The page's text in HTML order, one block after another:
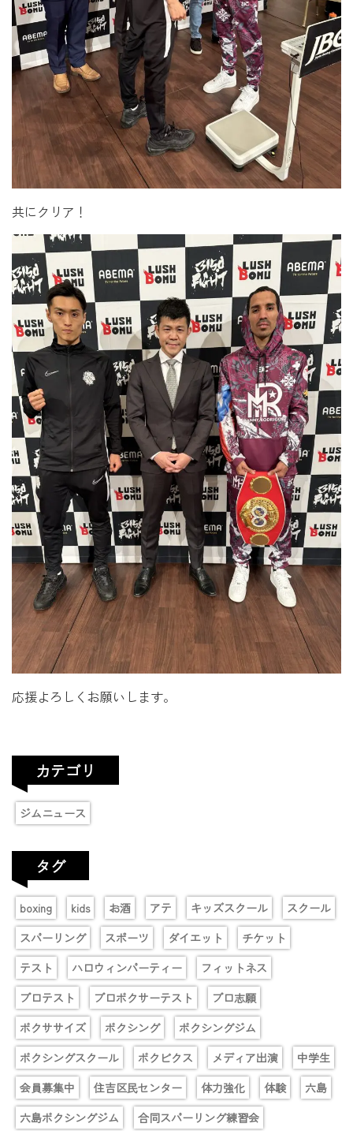
共にクリア！
応援よろしくお願いします。
カテゴリ
ジムニュース
タグ
boxing kids お酒 アテ キッズスクール
スクール
スパーリング
スポーツ ダイエット
チケット
テスト
ハロウィンパーティー
フィットネス
プロテスト
プロボクサーテスト
プロ志願
ボクササイズ
ボクシング
ボクシングジム
ボクシングスクール
ボクビクス メディア出演
中学生
会員募集中
住吉区民センター 体力強化 体験
六島
六島ボクシングジム
合同スパーリング練習会